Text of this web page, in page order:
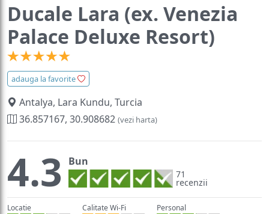
Ducale Lara (ex. Venezia
Palace Deluxe Resort)
adauga la favorite
Antalya, Lara Kundu, Turcia
36.857167, 30.908682 (vezi harta)
4.3 Bun
71
recenzii
Locatie Calitate Wi-Fi Personal